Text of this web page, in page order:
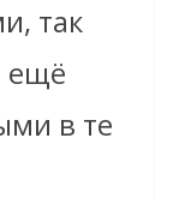
так
ещё
в те